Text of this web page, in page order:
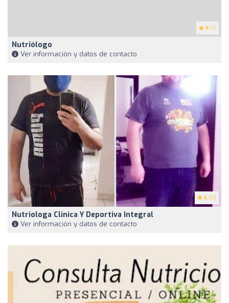
4 (1)
Nutriólogo
Ver información y datos de contacto
5 (5)
Nutriologa Clinica Y Deportiva Integral
Ver información y datos de contacto